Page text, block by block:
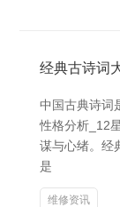
经典古诗词
中国古典诗词
性格分析_12
谋与心绪。经
是
维修资讯